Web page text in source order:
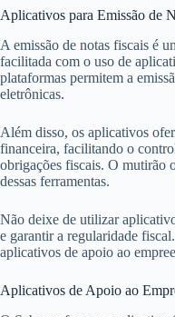
Aplicativos para Emissão de
A emissão de notas fiscais é
facilitada com o uso de
plataformas permitem a
eletrônicas.
Além disso, os aplicativos
financeira, facilitando o
obrigações fiscais. O mutirão
dessas ferramentas.
Não deixe de utilizar
e garantir a regularidade
aplicativos de apoio ao
Aplicativos de Apoio ao